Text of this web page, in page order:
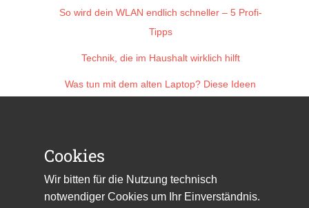
So wird dein WLAN endlich schneller – 5 Profi-
Tipps
Technik, die im Haushalt wirklich hilft
Was tun mit dem alten Laptop? Diese Ideen
So schützt du dein Heimnetz vor Hackern
Cookies
Wir bitten für die Nutzung technisch
notwendiger Cookies um Ihr Einverständnis.